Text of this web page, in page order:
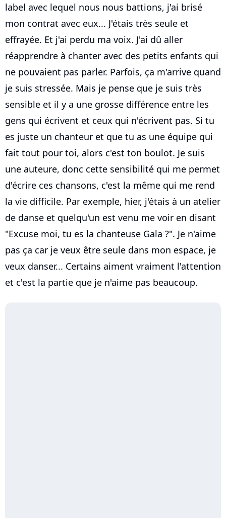
label avec lequel nous nous battions, j'ai brisé
mon contrat avec eux... J'étais très seule et
effrayée. Et j'ai perdu ma voix. J'ai dû aller
réapprendre à chanter avec des petits enfants qui
ne pouvaient pas parler. Parfois, ça m'arrive quand
je suis stressée. Mais je pense que je suis très
sensible et il y a une grosse différence entre les
gens qui écrivent et ceux qui n'écrivent pas. Si tu
es juste un chanteur et que tu as une équipe qui
fait tout pour toi, alors c'est ton boulot. Je suis
une auteure, donc cette sensibilité qui me permet
d'écrire ces chansons, c'est la même qui me rend
la vie difficile. Par exemple, hier, j'étais à un atelier
de danse et quelqu'un est venu me voir en disant
"Excuse moi, tu es la chanteuse Gala ?". Je n'aime
pas ça car je veux être seule dans mon espace, je
veux danser... Certains aiment vraiment l'attention
et c'est la partie que je n'aime pas beaucoup.